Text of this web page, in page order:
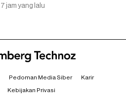
| 7 jam yang lalu
Pedoman Media Siber Karir
Kebijakan Privasi